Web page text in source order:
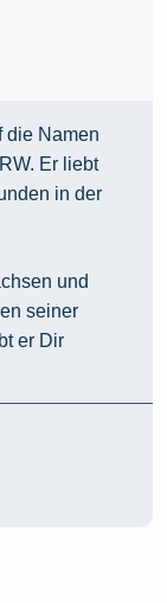
die Namen
Er liebt
in der
und
seiner
er Dir